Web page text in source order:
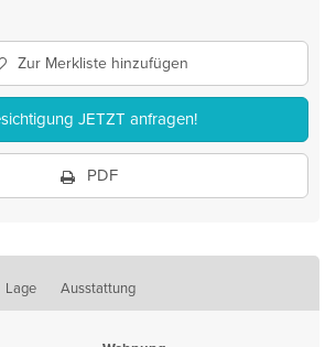
Zur Merkliste hinzufügen
JETZT anfragen!
PDF
Lage Ausstattung